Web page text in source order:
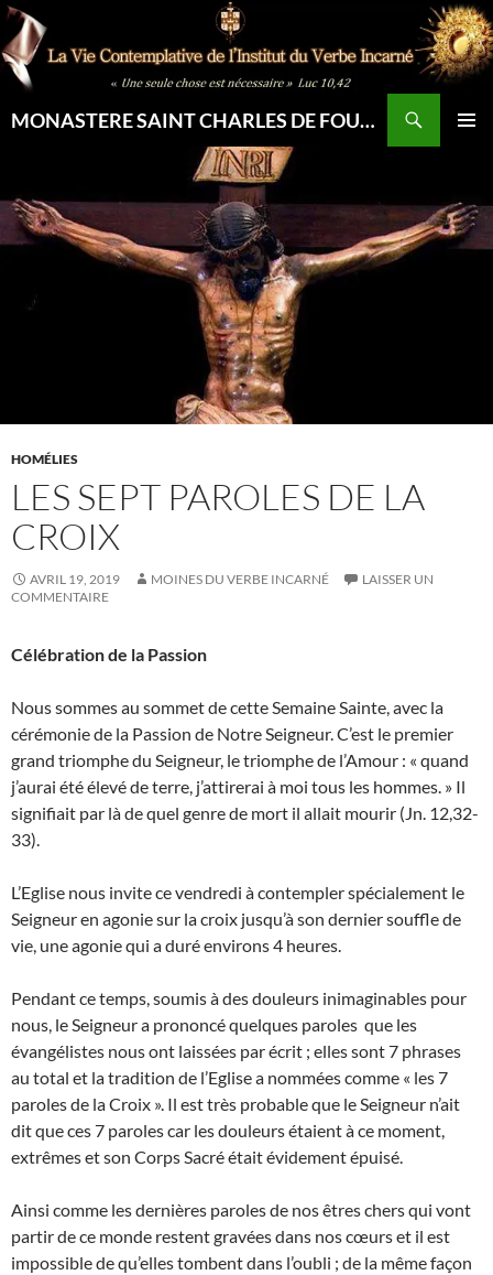
Aller
au
contenu
MONASTERE SAINT CHARLES DE FOUCAULD
HOMÉLIES
LES SEPT PAROLES DE LA
CROIX
AVRIL 19, 2019 MOINES DU VERBE INCARNÉ
LAISSER UN
COMMENTAIRE
Célébration de la Passion
Nous sommes au sommet de cette Semaine Sainte, avec la
cérémonie de la Passion de Notre Seigneur. C’est le premier
grand triomphe du Seigneur, le triomphe de l’Amour : « quand
j’aurai été élevé de terre, j’attirerai à moi tous les hommes. » Il
signifiait par là de quel genre de mort il allait mourir (Jn. 12,32-
33).
L’Eglise nous invite ce vendredi à contempler spécialement le
Seigneur en agonie sur la croix jusqu’à son dernier souffle de
vie, une agonie qui a duré environs 4 heures.
Pendant ce temps, soumis à des douleurs inimaginables pour
nous, le Seigneur a prononcé quelques paroles que les
évangélistes nous ont laissées par écrit ; elles sont 7 phrases
au total et la tradition de l’Eglise a nommées comme « les 7
paroles de la Croix ». Il est très probable que le Seigneur n’ait
dit que ces 7 paroles car les douleurs étaient à ce moment,
extrêmes et son Corps Sacré était évidement épuisé.
Ainsi comme les dernières paroles de nos êtres chers qui vont
partir de ce monde restent gravées dans nos cœurs et il est
impossible de qu’elles tombent dans l’oubli ; de la même façon